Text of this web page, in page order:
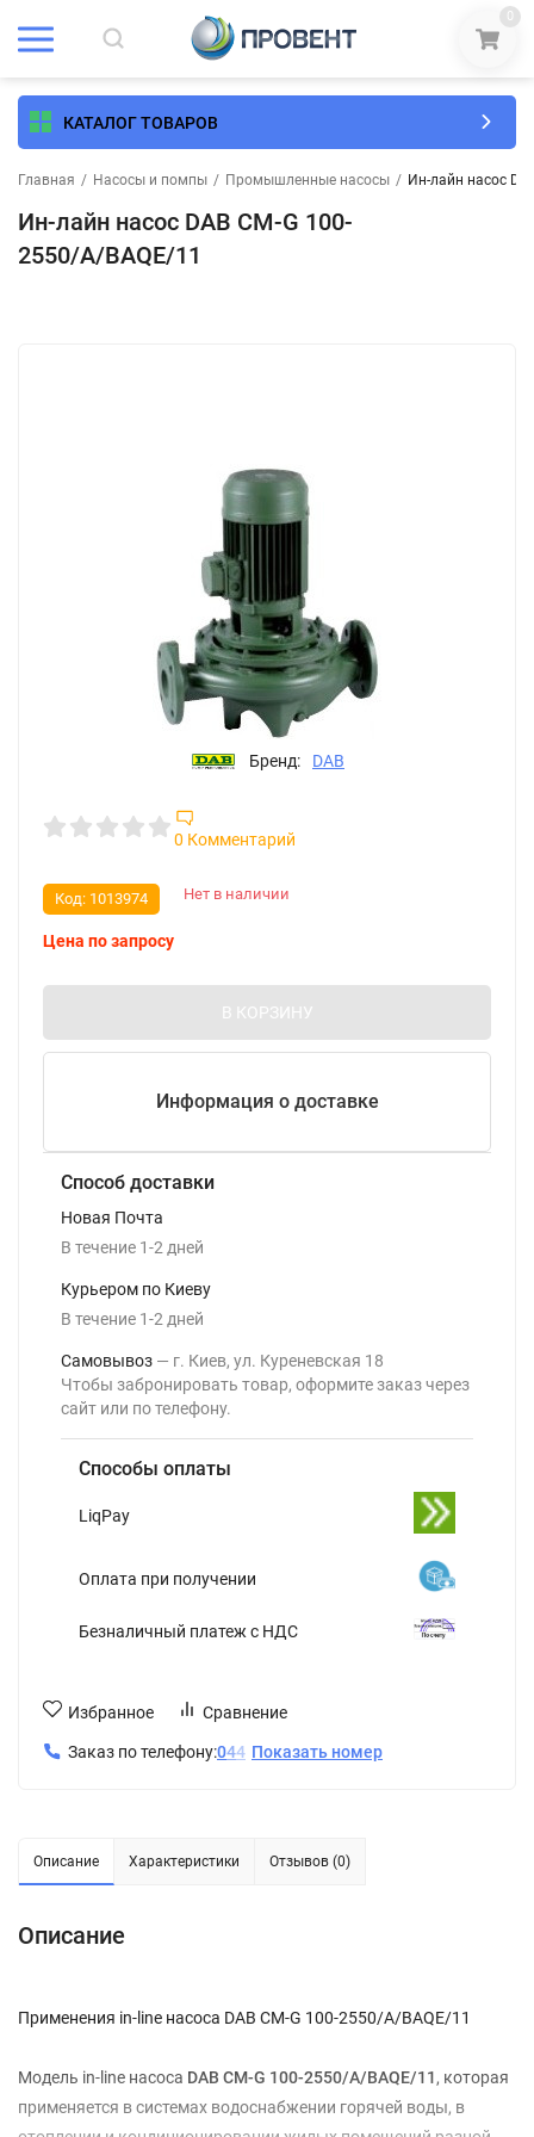
0
КАТАЛОГ ТОВАРОВ
Главная / Насосы и помпы / Промышленные насосы / Ин-лайн насос
Ин-лайн насос DAB CM-G 100-
2550/A/BAQE/11
Бренд: DAB
0 Комментарий
Нет в наличии
Код: 1013974
Цена по запросу
В КОРЗИНУ
Информация о доставке
Способ доставки
Новая Почта
В течение 1-2 дней
Курьером по Киеву
В течение 1-2 дней
Самовывоз
г. Киев, ул. Куреневская 18
Чтобы забронировать товар, оформите заказ через
сайт или по телефону.
Способы оплаты
LiqPay
Оплата при получении
Безналичный платеж с НДС
Избранное Сравнение
Заказ по телефону:044 Показать номер
Описание Характеристики Отзывов (0)
Описание
Применения in-line насоса DAB CM-G 100-2550/A/BAQE/11
Модель in-line насоса DAB CM-G 100-2550/A/BAQE/11, которая
применяется в системах водоснабжении горячей воды, в